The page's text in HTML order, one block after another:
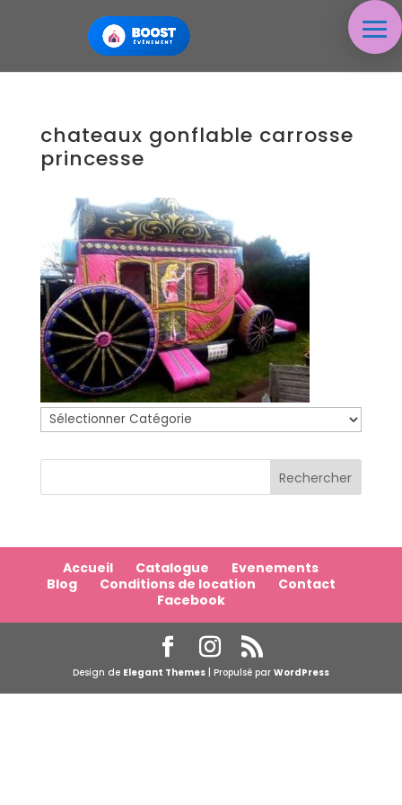
chateaux gonflable carrosse
princesse
Catégories
Accueil Catalogue
Evenements
Blog
Conditions de location
Contact
Facebook
Design de Elegant Themes| Propulsé par WordPress